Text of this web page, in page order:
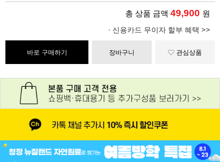
총 상품 금액 49,900 원
· 신용카드 무이자 할부 혜택 >>
바로 구매하기 장바구니 관심상품